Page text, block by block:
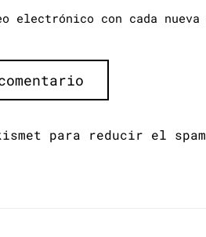
electrónico con cada nueva
para reducir el